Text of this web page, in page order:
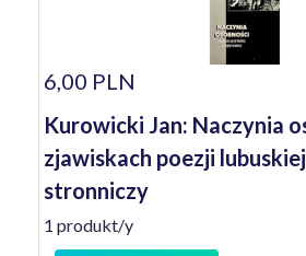
6,00 PLN
Kurowicki Jan: Naczynia
zjawiskach poezji
stronniczy
1 produkt/y